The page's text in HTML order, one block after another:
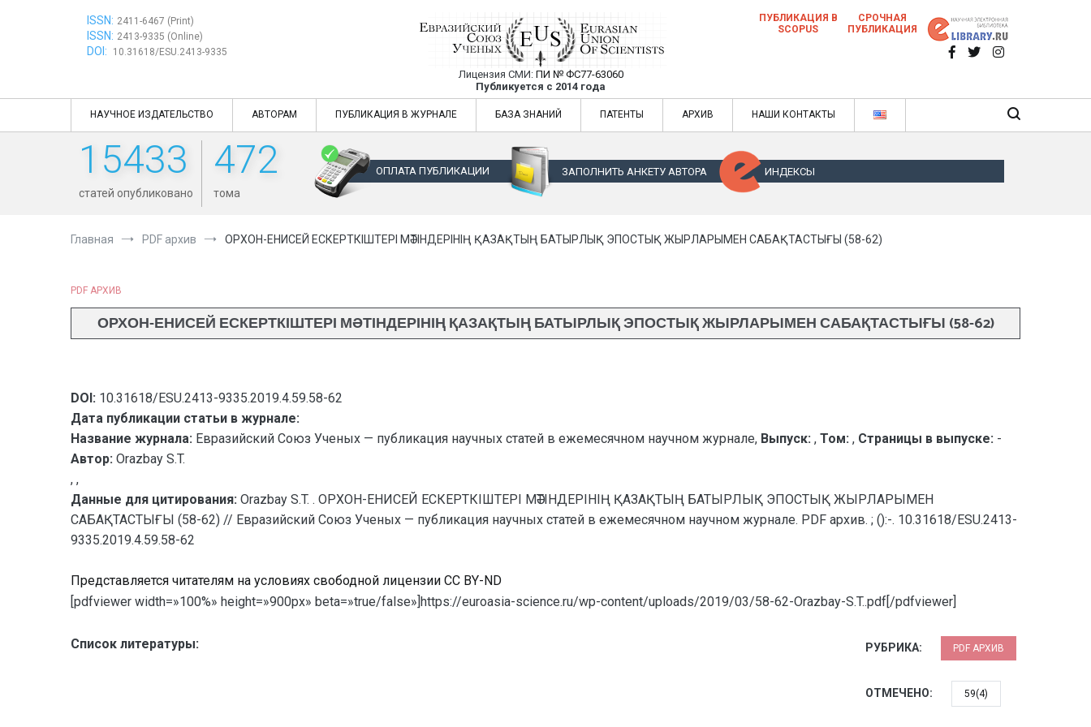
ISSN: 2411-6467 (Print)
ISSN: 2413-9335 (Online)
DOI: 10.31618/ESU.2413-9335
Евразийский Союз Ученых — публикация научных статей в ежемесячном научном
журнале
Лицензия СМИ: ПИ № ФС77-63060
Публикуется с 2014 года
Евразийский Союз Ученых — публикация научных статей в ежемесячном научном журнале
ПУБЛИКАЦИЯ В
SCOPUS
СРОЧНАЯ
ПУБЛИКАЦИЯ
НАУЧНОЕ ИЗДАТЕЛЬСТВО АВТОРАМ ПУБЛИКАЦИЯ В ЖУРНАЛЕ БАЗА ЗНАНИЙ ПАТЕНТЫ АРХИВ НАШИ КОНТАКТЫ
15433
статей опубликовано
472
тома
ОПЛАТА ПУБЛИКАЦИИ ЗАПОЛНИТЬ АНКЕТУ АВТОРА ИНДЕКСЫ
Главная PDF архив ОРХОН-ЕНИСЕЙ ЕСКЕРТКІШТЕРІ МӘТІНДЕРІНІҢ ҚАЗАҚТЫҢ БАТЫРЛЫҚ ЭПОСТЫҚ ЖЫРЛАРЫМЕН САБАҚТАСТЫҒЫ (58-62)
PDF АРХИВ
ОРХОН-ЕНИСЕЙ ЕСКЕРТКІШТЕРІ МӘТІНДЕРІНІҢ ҚАЗАҚТЫҢ БАТЫРЛЫҚ ЭПОСТЫҚ ЖЫРЛАРЫМЕН САБАҚТАСТЫҒЫ (58-62)
DOI: 10.31618/ESU.2413-9335.2019.4.59.58-62
Дата публикации статьи в журнале:
Название журнала: Евразийский Союз Ученых — публикация научных статей в ежемесячном научном журнале, Выпуск: , Том: , Страницы в выпуске: -
Автор: Orazbay S.T.
, ,
Данные для цитирования: Orazbay S.T. . ОРХОН-ЕНИСЕЙ ЕСКЕРТКІШТЕРІ МӘТІНДЕРІНІҢ ҚАЗАҚТЫҢ БАТЫРЛЫҚ ЭПОСТЫҚ ЖЫРЛАРЫМЕН
САБАҚТАСТЫҒЫ (58-62) // Евразийский Союз Ученых — публикация научных статей в ежемесячном научном журнале. PDF архив. ; ():-. 10.31618/ESU.2413-
9335.2019.4.59.58-62
Представляется читателям на условиях свободной лицензии CC BY-ND
[pdfviewer width=»100%» height=»900px» beta=»true/false»]https://euroasia-science.ru/wp-content/uploads/2019/03/58-62-Orazbay-S.T..pdf[/pdfviewer]
Список литературы: РУБРИКА: PDF АРХИВ
ОТМЕЧЕНО: 59(4)